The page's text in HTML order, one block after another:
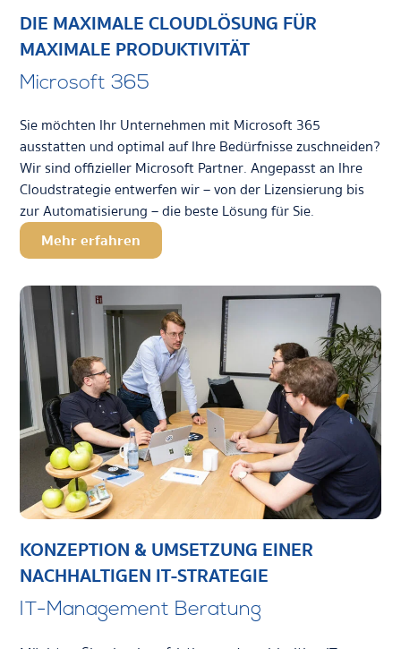
DIE MAXIMALE CLOUDLÖSUNG FÜR
MAXIMALE PRODUKTIVITÄT
Microsoft 365
Sie möchten Ihr Unternehmen mit Microsoft 365
ausstatten und optimal auf Ihre Bedürfnisse zuschneiden?
Wir sind offizieller Microsoft Partner. Angepasst an Ihre
Cloudstrategie entwerfen wir – von der Lizensierung bis
zur Automatisierung – die beste Lösung für Sie.
Mehr erfahren
KONZEPTION & UMSETZUNG EINER
NACHHALTIGEN IT-STRATEGIE
IT-Management Beratung